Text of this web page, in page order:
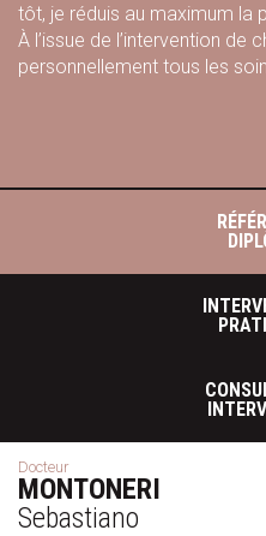
tôt, je réduis au maximum la
À l’issue de l’intervention de
personnellement tous les
Docteur
MONTONERI
Sebastiano